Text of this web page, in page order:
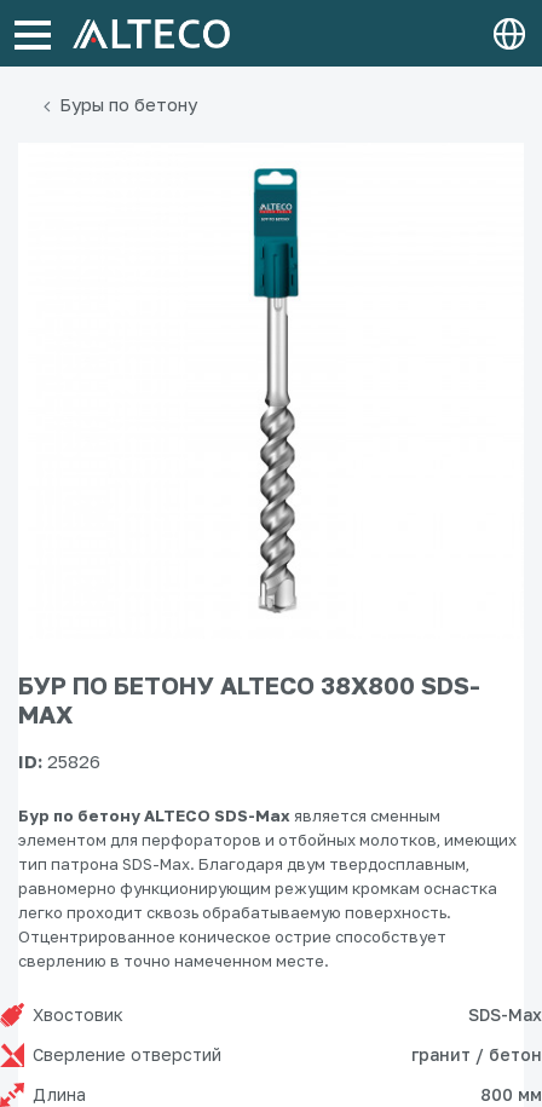
Буры по бетону
БУР ПО БЕТОНУ ALTECO 38Х800 SDS-
MAX
ID: 25826
Бур по бетону ALTECO SDS-Max является сменным
элементом для перфораторов и отбойных молотков, имеющих
тип патрона SDS-Max. Благодаря двум твердосплавным,
равномерно функционирующим режущим кромкам оснастка
легко проходит сквозь обрабатываемую поверхность.
Отцентрированное коническое острие способствует
сверлению в точно намеченном месте.
Хвостовик
SDS-Max
Сверление отверстий
гранит / бетон
Длина
800 мм